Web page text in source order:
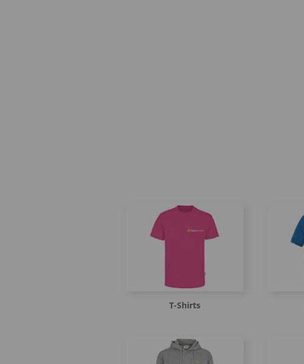
T-Shirts